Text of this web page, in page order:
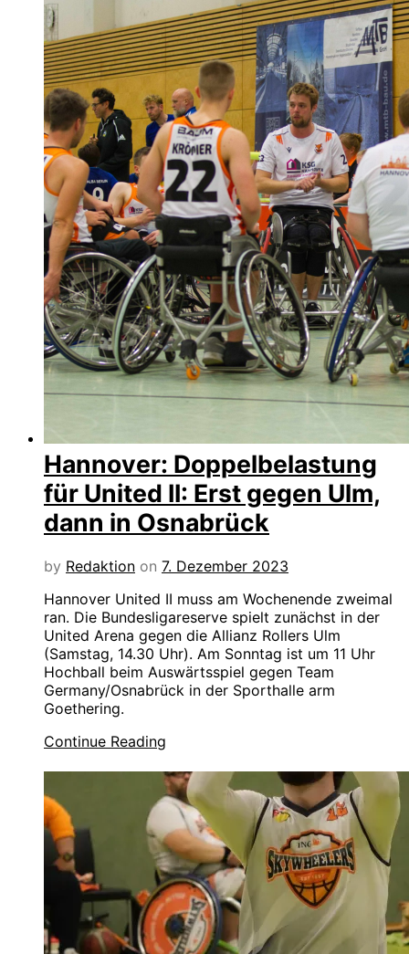
Hannover: Doppelbelastung
für United II: Erst gegen Ulm,
dann in Osnabrück
by Redaktion on 7. Dezember 2023
Hannover United II muss am Wochenende zweimal
ran. Die Bundesligareserve spielt zunächst in der
United Arena gegen die Allianz Rollers Ulm
(Samstag, 14.30 Uhr). Am Sonntag ist um 11 Uhr
Hochball beim Auswärtsspiel gegen Team
Germany/Osnabrück in der Sporthalle arm
Goethering.
Continue Reading